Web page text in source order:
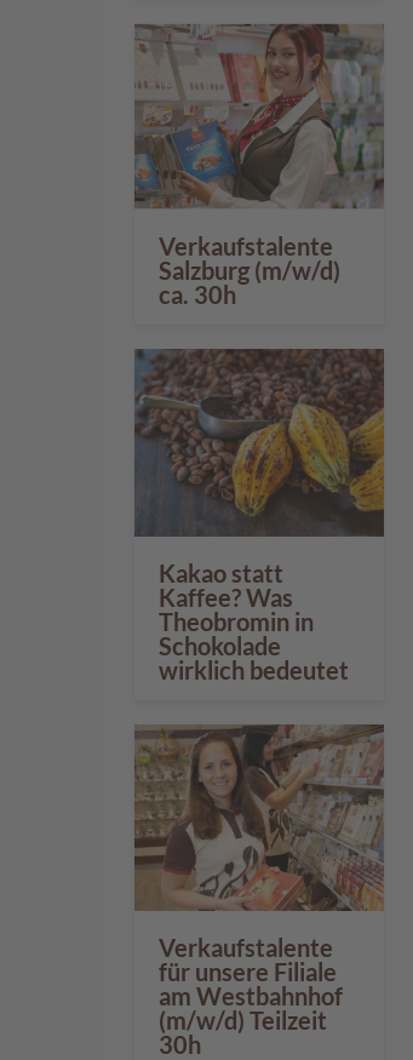
Verkaufstalente
Salzburg (m/w/d)
ca. 30h
Kakao statt
Kaffee? Was
Theobromin in
Schokolade
wirklich bedeutet
Verkaufstalente
für unsere Filiale
am Westbahnhof
(m/w/d) Teilzeit
30h